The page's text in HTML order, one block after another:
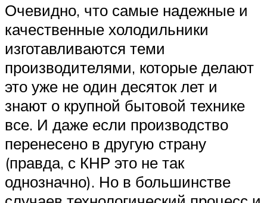
Очевидно, что самые надежные и
качественные холодильники
изготавливаются теми
производителями, которые делают
это уже не один десяток лет и
знают о крупной бытовой технике
все. И даже если производство
перенесено в другую страну
(правда, с КНР это не так
однозначно). Но в большинстве